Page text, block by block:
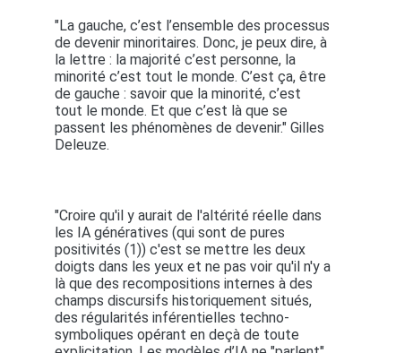
"La gauche, c’est l’ensemble des processus
de devenir minoritaires. Donc, je peux dire, à
la lettre : la majorité c’est personne, la
minorité c’est tout le monde. C’est ça, être
de gauche : savoir que la minorité, c’est
tout le monde. Et que c’est là que se
passent les phénomènes de devenir." Gilles
Deleuze.
"Croire qu'il y aurait de l'altérité réelle dans
les IA génératives (qui sont de pures
positivités (1)) c'est se mettre les deux
doigts dans les yeux et ne pas voir qu'il n'y a
là que des recompositions internes à des
champs discursifs historiquement situés,
des régularités inférentielles techno-
symboliques opérant en deçà de toute